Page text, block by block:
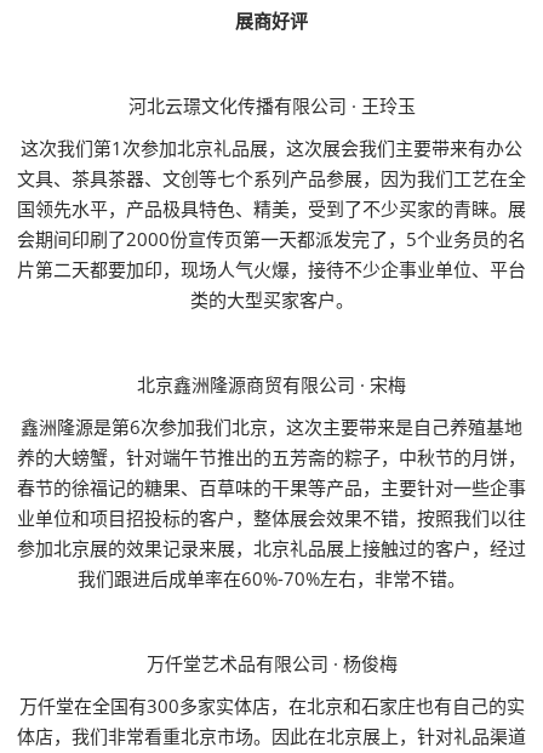
展商好评
河北云璟文化传播有限公司 · 王玲玉
这次我们第1次参加北京礼品展，这次展会我们主要带来有办公
文具、茶具茶器、文创等七个系列产品参展，因为我们工艺在全
国领先水平，产品极具特色、精美，受到了不少买家的青睐。展
会期间印刷了2000份宣传页第一天都派发完了，5个业务员的名
片第二天都要加印，现场人气火爆，接待不少企事业单位、平台
类的大型买家客户。
北京鑫洲隆源商贸有限公司 · 宋梅
鑫洲隆源是第6次参加我们北京，这次主要带来是自己养殖基地
养的大螃蟹，针对端午节推出的五芳斋的粽子，中秋节的月饼，
春节的徐福记的糖果、百草味的干果等产品，主要针对一些企事
业单位和项目招投标的客户，整体展会效果不错，按照我们以往
参加北京展的效果记录来展，北京礼品展上接触过的客户，经过
我们跟进后成单率在60%-70%左右，非常不错。
万仟堂艺术品有限公司 · 杨俊梅
万仟堂在全国有300多家实体店，在北京和石家庄也有自己的实
体店，我们非常看重北京市场。因此在北京展上，针对礼品渠道